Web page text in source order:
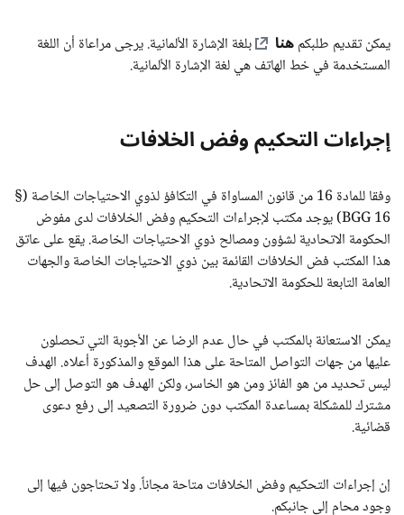
يمكن تقديم طلبكمهنا
بلغة الإشارة الألمانية. يرجى مراعاة أن اللغة
المستخدمة في خط الهاتف هي لغة الإشارة الألمانية.
إجراءات التحكيم وفض الخلافات
وفقا للمادة 16 من قانون المساواة في التكافؤ لذوي الاحتياجات الخاصة (§
16 BGG) يوجد مكتب لإجراءات التحكيم وفض الخلافات لدى مفوض
الحكومة الاتحادية لشؤون ومصالح ذوي الاحتياجات الخاصة. يقع على عاتق
هذا المكتب فض الخلافات القائمة بين ذوي الاحتياجات الخاصة والجهات
العامة التابعة للحكومة الاتحادية.
يمكن الاستعانة بالمكتب في حال عدم الرضا عن الأجوبة التي تحصلون
عليها من جهات التواصل المتاحة على هذا الموقع والمذكورة أعلاه. الهدف
ليس تحديد من هو الفائز ومن هو الخاسر، ولكن الهدف هو التوصل إلى حل
مشترك للمشكلة بمساعدة المكتب دون ضرورة التصعيد إلى رفع دعوى
قضائية.
إن إجراءات التحكيم وفض الخلافات متاحة مجاناً. ولا تحتاجون فيها إلى
وجود محام إلى جانبكم.